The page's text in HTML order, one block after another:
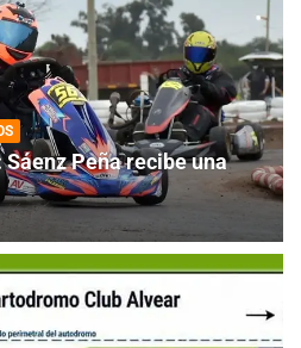
Sáenz Peña recibe una